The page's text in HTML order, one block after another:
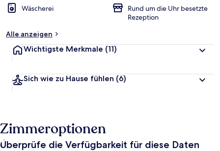
Wäscherei
Rund um die Uhr besetzte
Rezeption
Alle anzeigen
Wichtigste Merkmale (11)
Sich wie zu Hause fühlen (6)
Zimmeroptionen
Überprüfe die Verfügbarkeit für diese Daten